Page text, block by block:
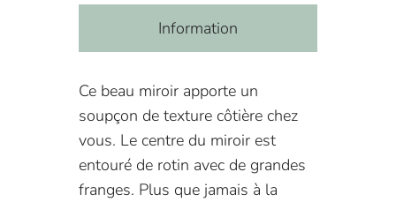
Information
Ce beau miroir apporte un
soupçon de texture côtière chez
vous. Le centre du miroir est
entouré de rotin avec de grandes
franges. Plus que jamais à la